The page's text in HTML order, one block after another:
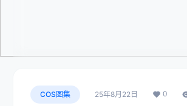
COS图集 25年8月22日 0